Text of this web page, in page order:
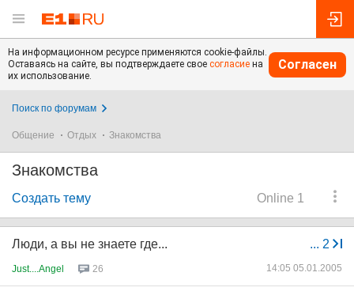
На информационном ресурсе применяются cookie-файлы.
Оставаясь на сайте, вы подтверждаете свое согласие на
их использование.
Согласен
Поиск по форумам
Общение Отдых Знакомства
Знакомства
Online 1
Создать тему
... 2
Люди, а вы не знаете где...
Just....Angel 26 14:05 05.01.2005